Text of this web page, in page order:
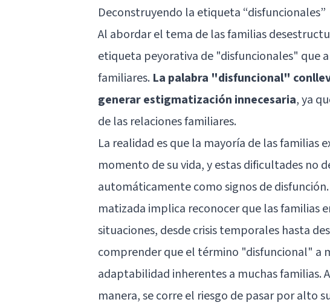
Deconstruyendo la etiqueta “disfuncionales”
Al abordar el tema de las familias
etiqueta peyorativa de "disfuncionales" que
familiares. La palabra "disfuncional"
generar estigmatización innecesaria, ya
de las relaciones familiares.
La realidad es que la mayoría de las familias
momento de su vida, y estas dificultades no
automáticamente como signos de
matizada implica reconocer que las familias
situaciones, desde crisis temporales hasta
comprender que el término "disfuncional" a
adaptabilidad inherentes a muchas familias.
manera, se corre el riesgo de pasar por alto